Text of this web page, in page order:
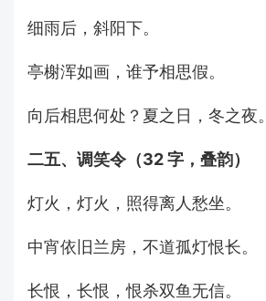
细雨后，斜阳下。
亭榭浑如画，谁予相思假。
向后相思何处？夏之日，冬之夜。
二五、调笑令（32 字，叠韵）
灯火，灯火，照得离人愁坐。
中宵依旧兰房，不道孤灯恨长。
长恨，长恨，恨杀双鱼无信。